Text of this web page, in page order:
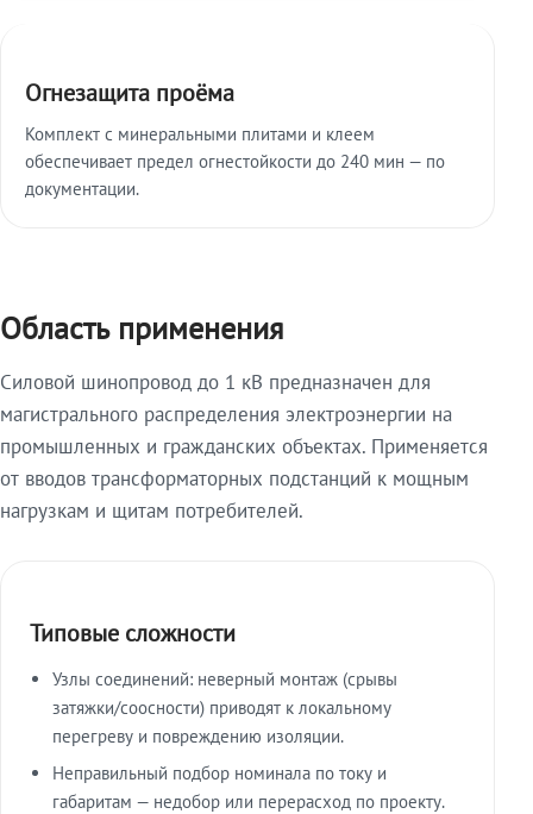
Огнезащита проёма
Комплект с минеральными плитами и клеем
обеспечивает предел огнестойкости до 240 мин — по
документации.
Область применения
Силовой шинопровод до 1 кВ предназначен для
магистрального распределения электроэнергии на
промышленных и гражданских объектах. Применяется
от вводов трансформаторных подстанций к мощным
нагрузкам и щитам потребителей.
Типовые сложности
Узлы соединений: неверный монтаж (срывы
затяжки/соосности) приводят к локальному
перегреву и повреждению изоляции.
Неправильный подбор номинала по току и
габаритам — недобор или перерасход по проекту.